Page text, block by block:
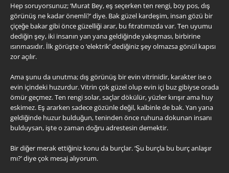
Hep soruyorsunuz; ‘Murat Bey, eş seçerken ten rengi, boy pos, dış
görünüş ne kadar önemli?’ diye. Bak güzel kardeşim, insan gözü bir
çiçeğe bakar gibi önce güzelliği arar, bu fıtratımızda var. Ten uyumu
dediğin şey, iki insanın yan yana geldiğinde yakışması, birbirine
ısınmasıdır. İlk görüşte o ‘elektrik’ dediğiniz şey olmazsa gönül kapısı
zor açılır.
Ama şunu da unutma; dış görünüş bir evin vitrinidir, karakter ise o
evin içindeki huzurdur. Vitrin çok güzel olup evin içi buz gibiyse orada
ömür geçmez. Ten rengi solar, saçlar dökülür, yüzler kırışır ama huy
eskimez. Eş ararken sadece gözünle değil, kalbinle de bak. Yan yana
geldiğinde huzur bulduğun, teninden önce ruhuna dokunan insanı
bulduysan, işte o zaman doğru adrestesin demektir.
Bir diğer merak ettiğiniz konu da burçlar. ‘Şu burçla bu burç anlaşır
mı?’ diye çok mesaj alıyorum.